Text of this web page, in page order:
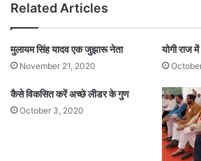
Related Articles
मुलायम सिंह यादव एक जुझारू नेता
November 21, 2020
योगी राज
कैसे विकसित करें अच्छे लीडर के गुण
October 3, 2020